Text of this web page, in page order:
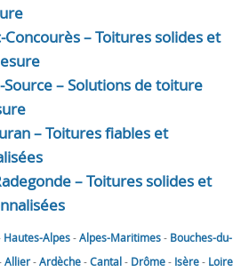
Concourès – Toitures solides et
Source – Solutions de toiture
– Toitures fiables et
– Toitures solides et
Hautes-Alpes-Alpes-Maritimes- Bouches-du-
Allier-Ardèche-Cantal- Drôme- Isère- Loire